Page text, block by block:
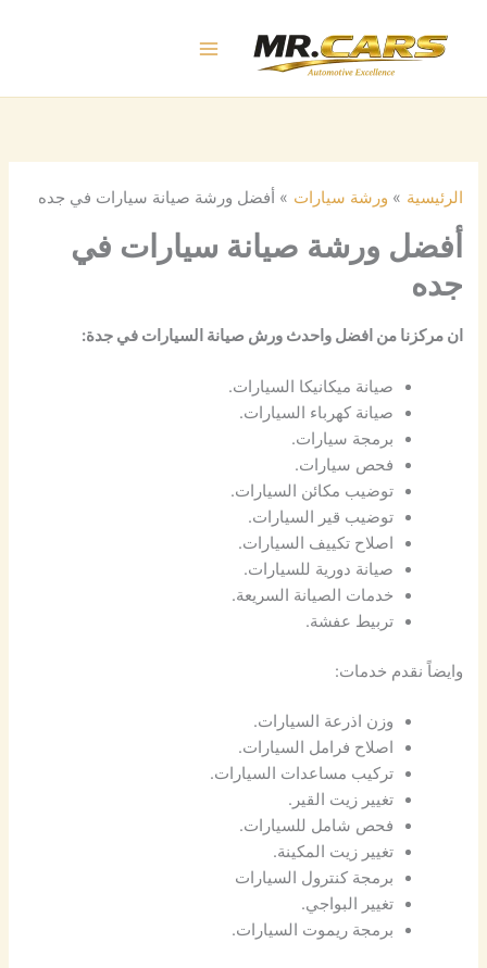
المحتوى
الرئيسية ورشة سيارات أفضل ورشة صيانة سيارات في جده
أفضل ورشة صيانة سيارات في
جده
ان مركزنا من افضل واحدث ورش صيانة السيارات في جدة:
صيانة ميكانيكا السيارات.
صيانة كهرباء السيارات.
برمجة سيارات.
فحص سيارات.
توضيب مكائن السيارات.
توضيب قير السيارات.
اصلاح تكييف السيارات.
صيانة دورية للسيارات.
خدمات الصيانة السريعة.
تربيط عفشة.
وايضاً نقدم خدمات:
وزن اذرعة السيارات.
اصلاح فرامل السيارات.
تركيب مساعدات السيارات.
تغيير زيت القير.
فحص شامل للسيارات.
تغيير زيت المكينة.
برمجة كنترول السيارات
تغيير البواجي.
برمجة ريموت السيارات.